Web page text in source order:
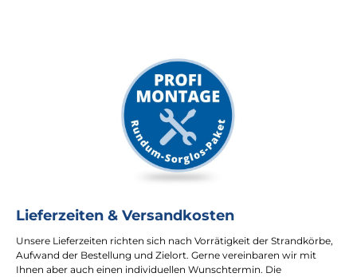
Lieferzeiten & Versandkosten
Unsere Lieferzeiten richten sich nach Vorrätigkeit der Strandkörbe,
Aufwand der Bestellung und Zielort. Gerne vereinbaren wir mit
Ihnen aber auch einen individuellen Wunschtermin. Die